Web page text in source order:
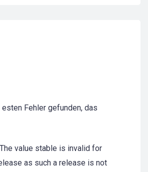
esten Fehler gefunden, das
value stable is invalid for
as such a release is not